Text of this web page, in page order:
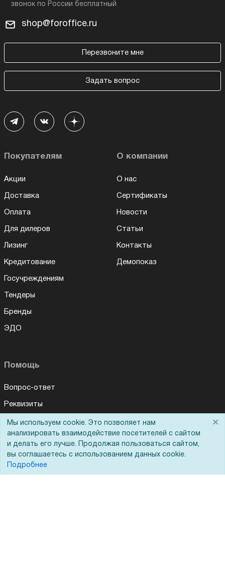
shop@foroffice.ru
Перезвоните мне
Задать вопрос
Покупателям
Акции
Доставка
Оплата
Для дилеров
Лизинг
Кредитование
Госучреждениям
Тендеры
Бренды
ЭДО
О компании
О нас
Сертификаты
Новости
Статьи
Контакты
Демопоказ
Помощь
Вопрос-ответ
Реквизиты
Гарантии и возврат
Сервисный центр
Вакансии
Обратная связь
Мы используем cookie. Это позволяет нам
анализировать взаимодействие посетителей с сайтом
и делать его лучше. Продолжая пользоваться сайтом,
вы соглашаетесь с использованием данных cookie.
Подробнее
×